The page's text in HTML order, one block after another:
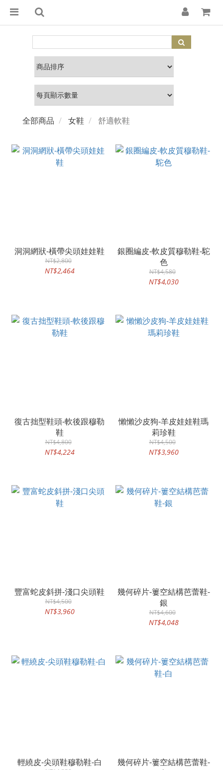
全部商品 女鞋 舒適軟鞋
洞洞網狀-橫帶尖頭娃娃鞋
NT$2,800
NT$2,464
銀圈編皮-軟皮質穆勒鞋-駝
色
NT$4,580
NT$4,030
復古拙型鞋頭-軟後跟穆勒
鞋
NT$4,800
NT$4,224
懶懶沙皮狗-羊皮娃娃鞋瑪
莉珍鞋
NT$4,500
NT$3,960
豐富蛇皮斜拼-淺口尖頭鞋
NT$4,500
NT$3,960
幾何碎片-簍空結構芭蕾鞋-
銀
NT$4,600
NT$4,048
輕繞皮-尖頭鞋穆勒鞋-白
幾何碎片-簍空結構芭蕾鞋-